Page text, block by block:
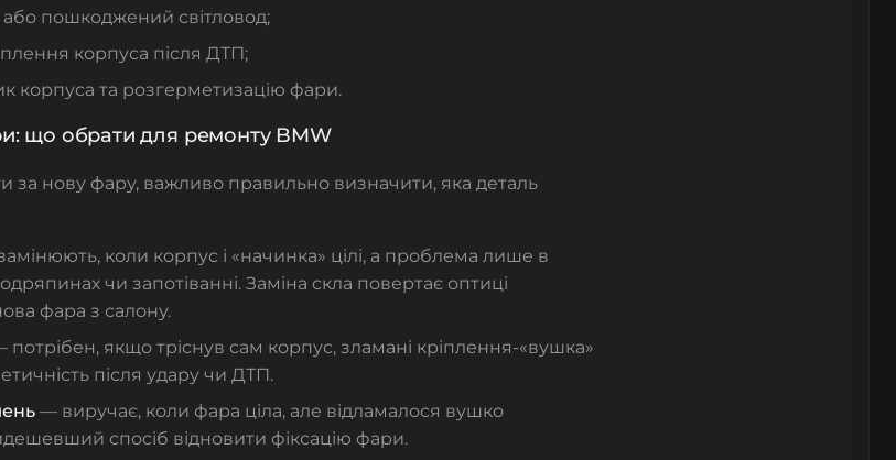
або пошкоджений світловод;
корпуса після ДТП;
корпуса та розгерметизацію фари.
що обрати для ремонту BMW
за нову фару, важливо правильно визначити, яка деталь
коли корпус і «начинка» цілі, а проблема лише в
чи запотіванні. Заміна скла повертає оптиці
фара з салону.
потрібен, якщо тріснув сам корпус, зламані кріплення-«вушка»
після удару чи ДТП.
— виручає, коли фара ціла, але відламалося вушко
спосіб відновити фіксацію фари.